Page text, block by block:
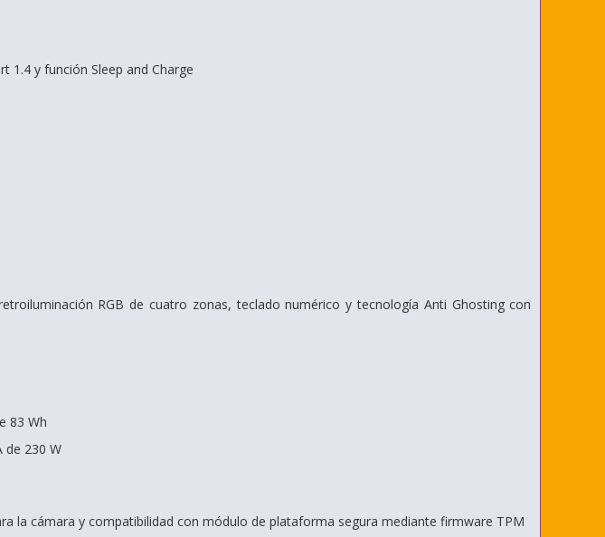
1.4 y función Sleep and Charge
RGB de cuatro zonas, teclado numérico y tecnología Anti Ghosting con
83 Wh
de 230 W
la cámara y compatibilidad con módulo de plataforma segura mediante firmware TPM